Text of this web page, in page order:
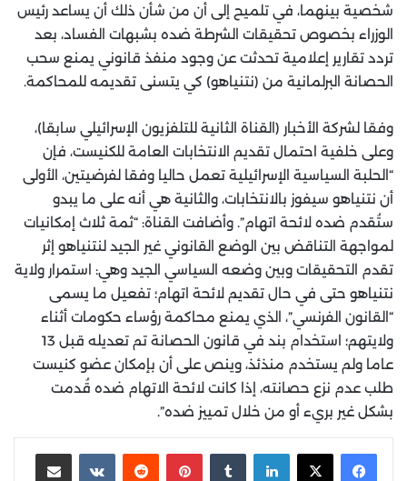
شخصية بينهما، في تلميح إلى أن من شأن ذلك أن يساعد رئيس
الوزراء بخصوص تحقيقات الشرطة ضده بشبهات الفساد، بعد
تردد تقارير إعلامية تحدثت عن وجود منفذ قانوني يمنع سحب
الحصانة البرلمانية من (نتنياهو) كي يتسنى تقديمه للمحاكمة.
وفقا لشركة الأخبار (القناة الثانية للتلفزيون الإسرائيلي سابقا)،
وعلى خلفية احتمال تقديم الانتخابات العامة للكنيست، فإن
“الحلبة السياسية الإسرائيلية تعمل حاليا وفقا لفرضيتين، الأولى
أن نتنياهو سيفوز بالانتخابات، والثانية هي أنه على ما يبدو
ستُقدم ضده لائحة اتهام”. وأضافت القناة: “ثمة ثلاث إمكانيات
لمواجهة التناقض بين الوضع القانوني غير الجيد لنتنياهو إثر
تقدم التحقيقات وبين وضعه السياسي الجيد وهي: استمرار ولاية
نتنياهو حتى في حال تقديم لائحة اتهام؛ تفعيل ما يسمى
“القانون الفرنسي”، الذي يمنع محاكمة رؤساء حكومات أثناء
ولايتهم؛ استخدام بند في قانون الحصانة تم تعديله قبل 13
عاما ولم يستخدم منذئذ، وينص على أن بإمكان عضو كنيست
طلب عدم نزع حصانته، إذا كانت لائحة الاتهام ضده قُدمت
بشكل غير بريء أو من خلال تمييز ضده”.
لينكدإن بينتيريست